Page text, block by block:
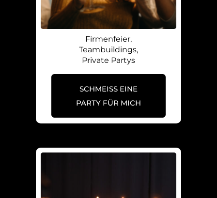
Firmenfeier,
Teambuildings,
Private Partys
SCHMEISS EINE
PARTY FÜR MICH